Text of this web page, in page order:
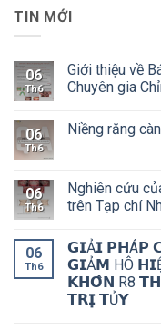
TIN MỚI
06
Th6
Giới thiệu về
Chuyên gia
06
Th6
Niềng răng
06
Th6
Nghiên cứu
trên Tạp chí
06
Th6
𝗚𝗜Ả𝗜 𝗣𝗛Á𝗣
𝗚𝗜Ả𝗠 HÔ
𝗞𝗛𝗢̂𝗡 R8
𝗧𝗥𝗜̣ 𝗧Ủ𝗬